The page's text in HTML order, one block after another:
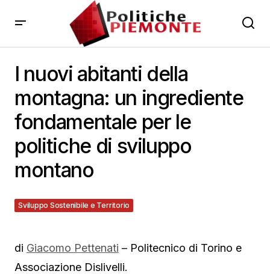
I nuovi abitanti della
montagna: un ingrediente
fondamentale per le
politiche di sviluppo
montano
Sviluppo Sostenibile e Territorio
di Giacomo Pettenati – Politecnico di Torino e
Associazione Dislivelli.